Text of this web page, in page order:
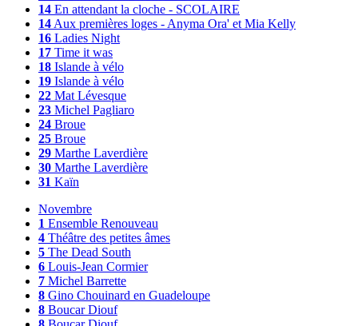
14 En attendant la cloche - SCOLAIRE
14 Aux premières loges - Anyma Ora' et Mia Kelly
16 Ladies Night
17 Time it was
18 Islande à vélo
19 Islande à vélo
22 Mat Lévesque
23 Michel Pagliaro
24 Broue
25 Broue
29 Marthe Laverdière
30 Marthe Laverdière
31 Kaïn
Novembre
1 Ensemble Renouveau
4 Théâtre des petites âmes
5 The Dead South
6 Louis-Jean Cormier
7 Michel Barrette
8 Gino Chouinard en Guadeloupe
8 Boucar Diouf